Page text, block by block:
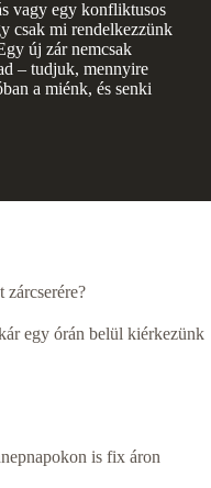
vagy egy konfliktusos
csak mi rendelkezzünk
új zár nemcsak
– tudjuk, mennyire
a miénk, és senki
egy órán belül kiérkezünk
is fix áron